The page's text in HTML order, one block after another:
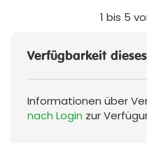
Verfügbarkeit
Informationen über
nach Login zur
1 bis 5